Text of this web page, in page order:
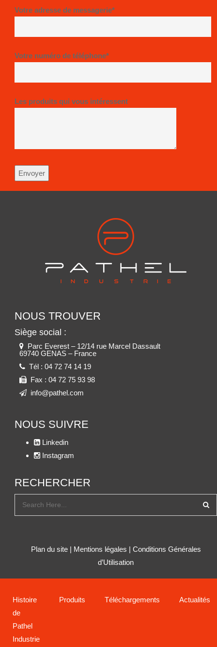
Votre adresse de messagerie*
Votre numéro de téléphone*
Les produits qui vous intéressent
NOUS TROUVER
Siège social :
Parc Everest – 12/14 rue Marcel Dassault
69740 GENAS – France
Tél : 04 72 74 14 19
Fax : 04 72 75 93 98
info@pathel.com
NOUS SUIVRE
Linkedin
Instagram
RECHERCHER
Plan du site| Mentions légales | Conditions Générales
d’Utilisation
Histoire
de
Pathel
Industrie
Produits Téléchargements Actualités